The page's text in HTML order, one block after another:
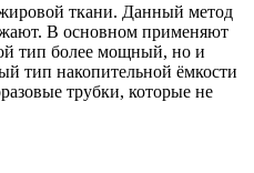
ткани. Данный метод
В основном применяют
тип более мощный, но и
тип накопительной ёмкости
трубки, которые не